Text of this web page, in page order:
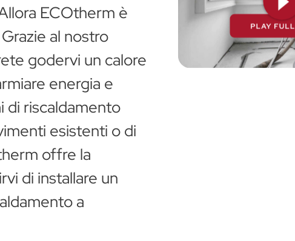
del riscaldamento
con ECOtherm
ECOtherm è
al nostro
godervi un calore
energia e
di riscaldamento
esistenti o di
offre la
di installare un
a